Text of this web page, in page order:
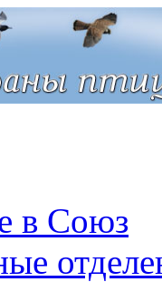
в Союз